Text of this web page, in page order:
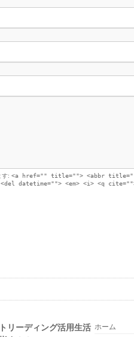
す: <a href="" title=""> <abbr
datetime=""> <em> <i> <q
リーディング活用生活 ホーム